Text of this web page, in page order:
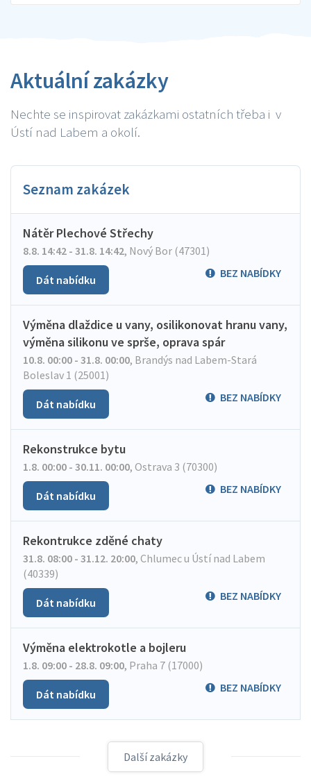
Aktuální zakázky
Nechte se inspirovat zakázkami ostatních třeba i v
Ústí nad Labem a okolí.
Seznam zakázek
Nátěr Plechové Střechy
8.8. 14:42 - 31.8. 14:42, Nový Bor (47301)
BEZ NABÍDKY
Dát nabídku
Výměna dlaždice u vany, osilikonovat hranu vany,
výměna silikonu ve sprše, oprava spár
10.8. 00:00 - 31.8. 00:00, Brandýs nad Labem-Stará
Boleslav 1 (25001)
BEZ NABÍDKY
Dát nabídku
Rekonstrukce bytu
1.8. 00:00 - 30.11. 00:00, Ostrava 3 (70300)
BEZ NABÍDKY
Dát nabídku
Rekontrukce zděné chaty
31.8. 08:00 - 31.12. 20:00, Chlumec u Ústí nad Labem
(40339)
BEZ NABÍDKY
Dát nabídku
Výměna elektrokotle a bojleru
1.8. 09:00 - 28.8. 09:00, Praha 7 (17000)
BEZ NABÍDKY
Dát nabídku
Další zakázky